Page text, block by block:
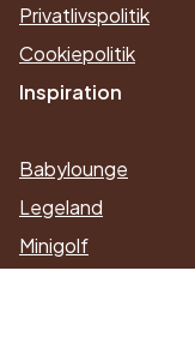
Privatlivspolitik
Cookiepolitik
Inspiration
Babylounge
Legeland
Minigolf